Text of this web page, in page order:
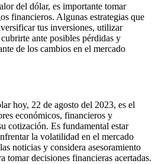
del dólar, es importante tomar
financieros. Algunas estrategias que
tus inversiones, utilizar
ante posibles pérdidas y
de los cambios en el mercado
hoy, 22 de agosto del 2023, es el
económicos, financieros y
cotización. Es fundamental estar
la volatilidad en el mercado
noticias y considera asesoramiento
tomar decisiones financieras acertadas.